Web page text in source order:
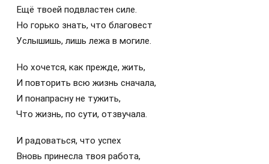
Ещё твоей подвластен силе.
Но горько знать, что благовест
Услышишь, лишь лежа в могиле.
Но хочется, как прежде, жить,
И повторить всю жизнь сначала,
И понапрасну не тужить,
Что жизнь, по сути, отзвучала.
И радоваться, что успех
Вновь принесла твоя работа,